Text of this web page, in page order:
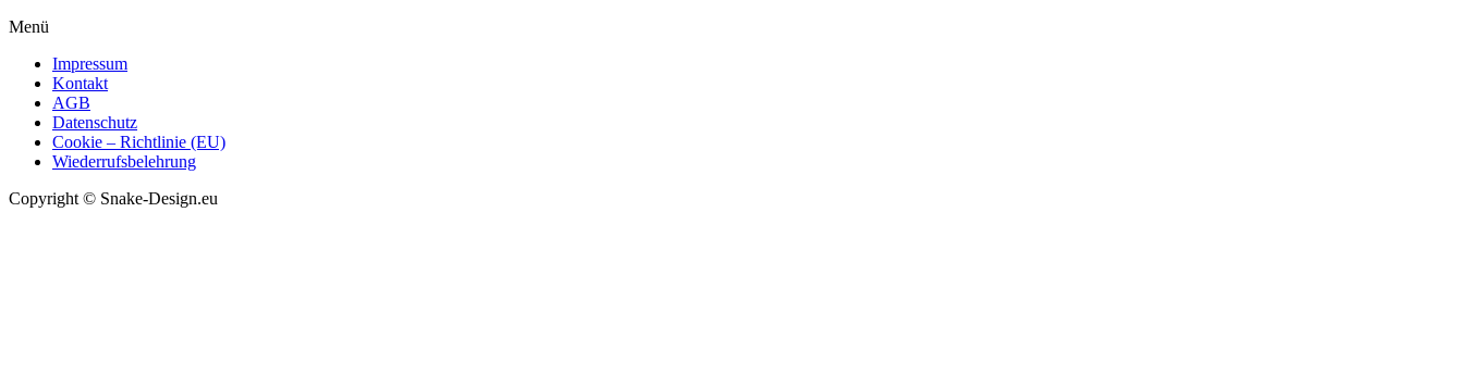
Menü
Impressum
Kontakt
AGB
Datenschutz
Cookie – Richtlinie (EU)
Wiederrufsbelehrung
Copyright © Snake-Design.eu